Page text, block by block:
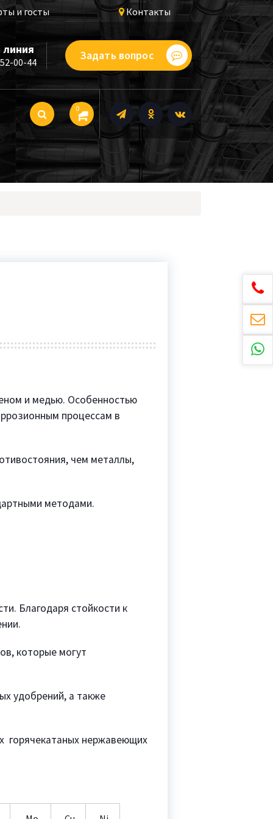
и госты Контакты
линия
00-44 Задать вопрос
0
и медью. Особенностью
процессам в
чем металлы,
методами.
Благодаря стойкости к
которые могут
удобрений, а также
горячекатаных нержавеющих